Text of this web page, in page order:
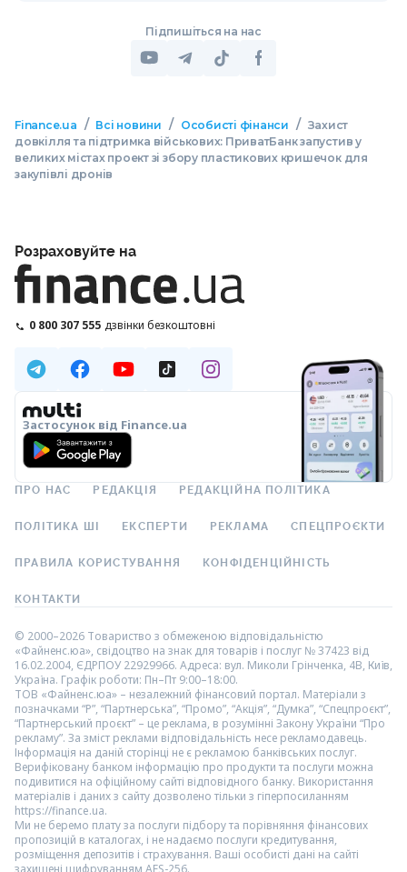
Підпишіться на нас
Finance.ua / Всі новини / Особисті фінанси / Захист
довкілля та підтримка військових: ПриватБанк запустив у
великих містах проект зі збору пластикових кришечок для
закупівлі дронів
Розраховуйте на
0 800 307 555 дзвінки безкоштовні
Застосунок від Finance.ua
ПРО НАС РЕДАКЦІЯ РЕДАКЦІЙНА ПОЛІТИКА
ПОЛІТИКА ШІ ЕКСПЕРТИ РЕКЛАМА СПЕЦПРОЄКТИ
ПРАВИЛА КОРИСТУВАННЯ КОНФІДЕНЦІЙНІСТЬ
КОНТАКТИ
© 2000–2026 Товариство з обмеженою відповідальністю
«Файненс.юа», свідоцтво на знак для товарів і послуг № 37423 від
16.02.2004, ЄДРПОУ 22929966. Адреса: вул. Миколи Грінченка, 4В, Київ,
Україна. Графік роботи: Пн–Пт 9:00–18:00.
ТОВ «Файненс.юа» – незалежний фінансовий портал. Матеріали з
позначками “Р”, “Партнерська”, “Промо”, “Акція”, “Думка”, “Спецпроєкт”,
“Партнерський проєкт” – це реклама, в розумінні Закону України “Про
рекламу”. За зміст реклами відповідальність несе рекламодавець.
Інформація на даній сторінці не є рекламою банківських послуг.
Верифіковану банком інформацію про продукти та послуги можна
подивитися на офіційному сайті відповідного банку. Використання
матеріалів і даних з сайту дозволено тільки з гіперпосиланням
https://finance.ua.
Ми не беремо плату за послуги підбору та порівняння фінансових
пропозицій в каталогах, і не надаємо послуги кредитування,
розміщення депозитів і страхування. Ваші особисті дані на сайті
захищені шифруванням AES-256.